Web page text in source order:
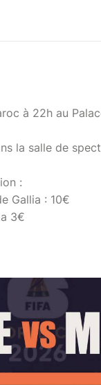
à 22h au
la salle de
:
Gallia : 10€
3€